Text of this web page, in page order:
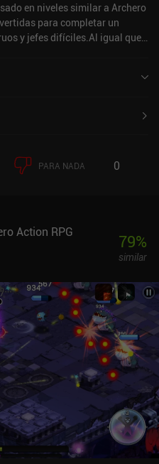
en niveles similar a Archero
para completar un
y jefes difíciles.Al igual que
entre movernos para
de Gun & Dungeons
de ellos a la vez, tras lo cual se
existentes si queremos uno
y mejorando el nuevo
en el juego. Del mismo modo,
atributos que añaden
más atractiva, con montones
y que cambian
que equipemos.Mi
demasiado cortos: justo
mejores potenciadores, el
supervivencia ayuda a
textos y elementos de la
y no se escalan correctamente.
menos pulido que sus
a través de un sistema
que facilitan la supervivencia e
mejor equipo y
PARA NADA 0
Action RPG 79%
similar